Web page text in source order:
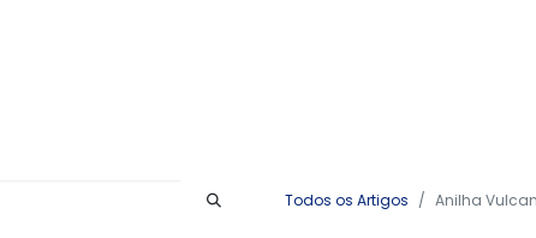
Todos os Artigos Anilha